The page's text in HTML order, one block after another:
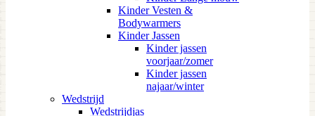
Kinder Vesten &
Bodywarmers
Kinder Jassen
Kinder jassen
voorjaar/zomer
Kinder jassen
najaar/winter
Wedstrijd
Wedstrijdjas